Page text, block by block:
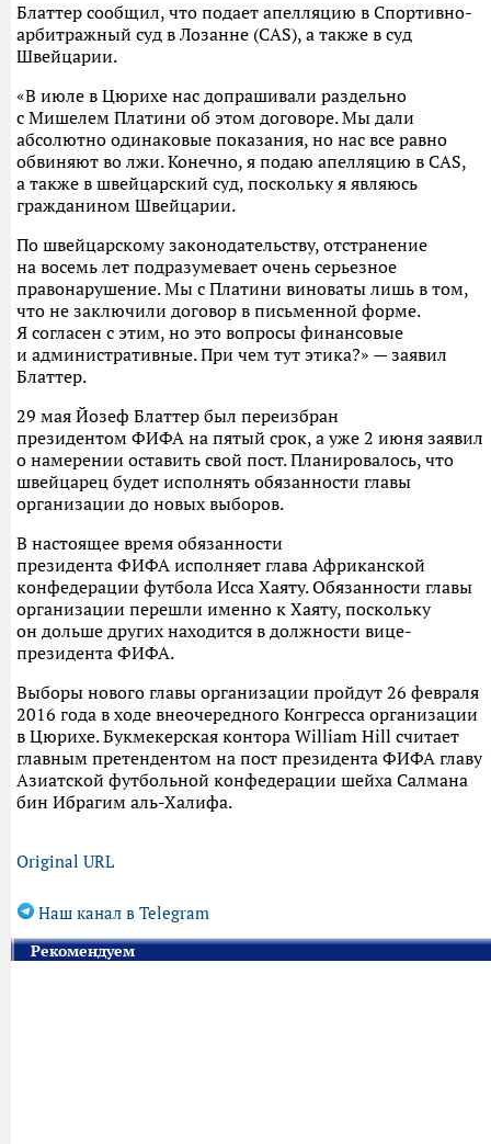
Блаттер сообщил, что подает апелляцию в Спортивно-
арбитражный суд в Лозанне (CAS), а также в суд
Швейцарии.
«В июле в Цюрихе нас допрашивали раздельно
с Мишелем Платини об этом договоре. Мы дали
абсолютно одинаковые показания, но нас все равно
обвиняют во лжи. Конечно, я подаю апелляцию в CAS,
а также в швейцарский суд, поскольку я являюсь
гражданином Швейцарии.
По швейцарскому законодательству, отстранение
на восемь лет подразумевает очень серьезное
правонарушение. Мы с Платини виноваты лишь в том,
что не заключили договор в письменной форме.
Я согласен с этим, но это вопросы финансовые
и административные. При чем тут этика?» — заявил
Блаттер.
29 мая Йозеф Блаттер был переизбран
президентом ФИФА на пятый срок, а уже 2 июня заявил
о намерении оставить свой пост. Планировалось, что
швейцарец будет исполнять обязанности главы
организации до новых выборов.
В настоящее время обязанности
президента ФИФА исполняет глава Африканской
конфедерации футбола Исса Хаяту. Обязанности главы
организации перешли именно к Хаяту, поскольку
он дольше других находится в должности вице-
президента ФИФА.
Выборы нового главы организации пройдут 26 февраля
2016 года в ходе внеочередного Конгресса организации
в Цюрихе. Букмекерская контора William Hill считает
главным претендентом на пост президента ФИФА главу
Азиатской футбольной конфедерации шейха Салмана
бин Ибрагим аль-Халифа.
Original URL
Наш канал в Telegram
Рекомендуем